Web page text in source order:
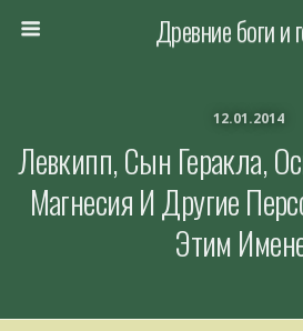
Древние боги и
12.01.2014
Левкипп, Сын Геракла,
Магнесия И Другие
Этим